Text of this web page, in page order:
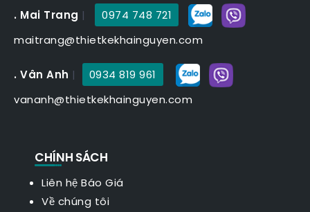
. Mai Trang |
0974 748 721
maitrang@thietkekhainguyen.com
. Vân Anh |
0934 819 961
vananh@thietkekhainguyen.com
CHÍNH SÁCH
Liên hệ Báo Giá
Về chúng tôi